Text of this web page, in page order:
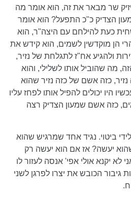
שר מבאר את זה, הוא אומר מה
הצדיק כ"כ התפעל? הוא אומר
כעת להילחם עם היצה"ר, הוא
הן מוקדשין לשמים, הוא קידש את
ולהגיע אח"ז לתגלחת של נזיר,
מה שהוביל אותו לשלילי, והוא
כזה אשם של כזה נזיר שהוא
היו יכולים להפיל אותו לפחז עליו
כזה אשם שמעון הצדיק רצה
ביטוי. נגיד אחד שמרגיש שהוא
יעשה? אז אם הוא יעשה רק
לא יקנא אולי אפי' אנסה לעזור לו
הכובש את יצרו לפרגן לשני